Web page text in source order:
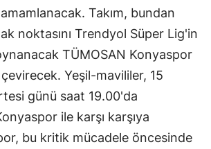
Takım, bundan
noktasını Trendyol Süper Lig'in
TÜMOSAN Konyaspor
çevirecek. Yeşil-mavililer, 15
günü saat 19.00'da
ile karşı karşıya
bu kritik mücadele öncesinde